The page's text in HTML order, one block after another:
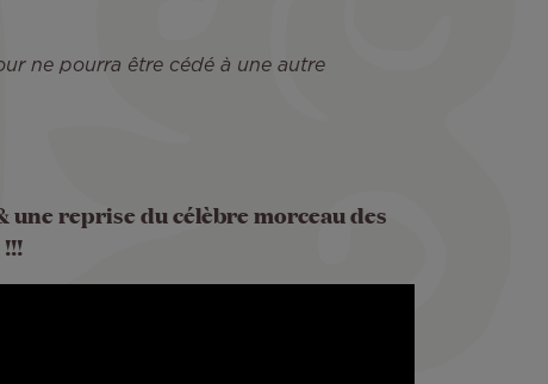
ne pourra être cédé à une autre
une reprise du célèbre morceau des